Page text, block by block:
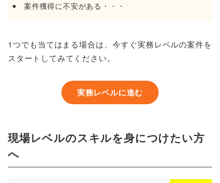
案件獲得に不安がある・・・
1つでも当てはまる場合は、今すぐ実務レベルの案件を
スタートしてみてください。
実務レベルに進む
現場レベルのスキルを身につけたい方
へ